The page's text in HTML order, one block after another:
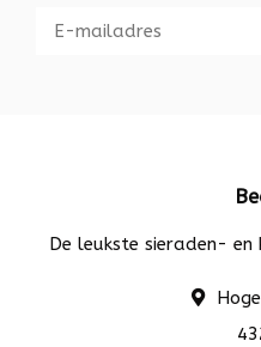
De leukste sieraden- en